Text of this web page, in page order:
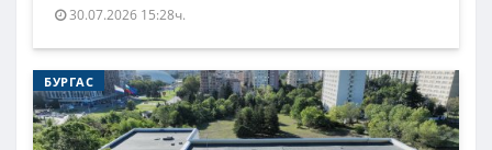
30.07.2026 15:28ч.
БУРГАС